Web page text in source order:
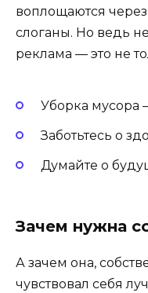
воплощаются
слоганы. Но ведь
реклама — это не
Уборка мусора
Заботьтесь о
Думайте о
Зачем нужна
А зачем она,
чувствовал себя